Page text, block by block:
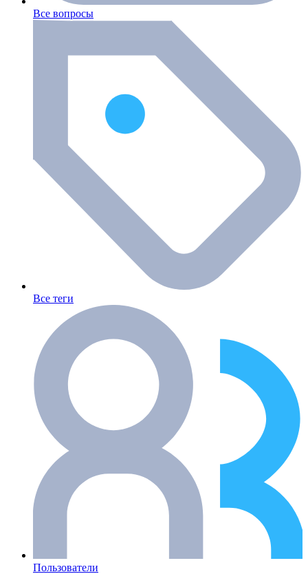
Все вопросы
Все теги
Пользователи